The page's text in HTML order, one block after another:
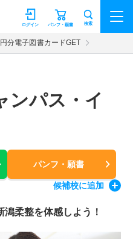
パンフ・願書
ログイン 検索
分電子図書カードGET
ンパス・イ
パンフ・願書
候補校に追加
柔整を体感しよう！